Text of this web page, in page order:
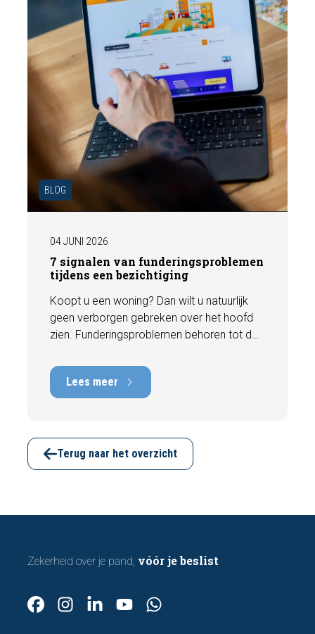
BLOG
04 JUNI 2026
7 signalen van funderingsproblemen
tijdens een bezichtiging
Koopt u een woning? Dan wilt u natuurlijk
geen verborgen gebreken over het hoofd
zien. Funderingsproblemen behoren tot de
kan hebben, met herstelkosten die kunnen
oplopen tot tienduizenden euro's. Gelukkig
zijn er tijdens een bezichtiging vaak al
funderingsschade of verzakkingen. In dit
artikel bespreken we zeven belangrijke
kenmerken waarop u kunt letten voordat u
Lees meer
Terug naar het overzicht
Zekerheid over je pand, vóór je beslist